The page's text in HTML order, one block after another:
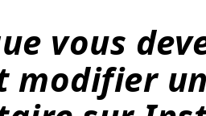
vous
modifier